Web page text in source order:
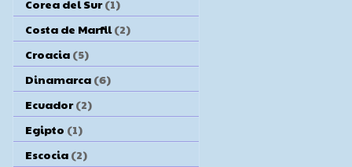
Corea del Sur (1)
Costa de Marfil (2)
Croacia (5)
Dinamarca (6)
Ecuador (2)
Egipto (1)
Escocia (2)